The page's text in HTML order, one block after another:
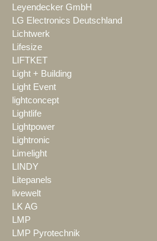
Leyendecker GmbH
LG Electronics Deutschland
Lichtwerk
Lifesize
LIFTKET
Light + Building
Light Event
lightconcept
Lightlife
Lightpower
Lightronic
Limelight
LINDY
Litepanels
livewelt
LK AG
LMP
LMP Pyrotechnik